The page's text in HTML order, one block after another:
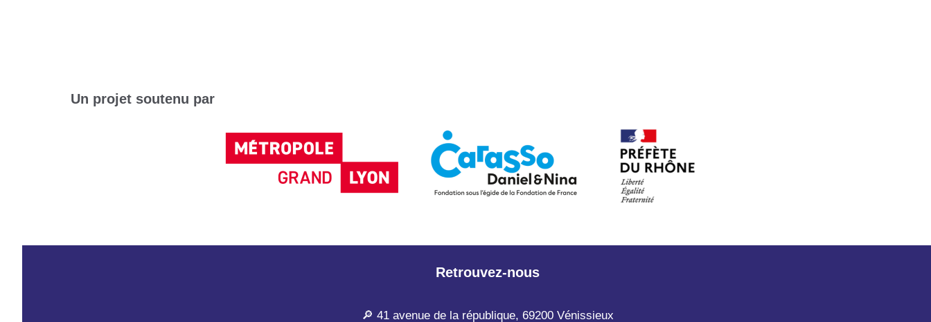
Un projet soutenu par
Retrouvez-nous
🔎 41 avenue de la république, 69200 Vénissieux